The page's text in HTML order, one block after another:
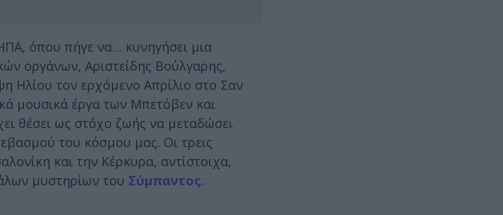
όπου πήγε να… κυνηγήσει μια
οργάνων, Αριστείδης Βούλγαρης,
Ηλίου τον ερχόμενο Απρίλιο στο Σαν
μουσικά έργα των Μπετόβεν και
θέσει ως στόχο ζωής να μεταδώσει
του κόσμου μας. Οι τρεις
και την Κέρκυρα, αντίστοιχα,
μυστηρίων του Σύμπαντος.